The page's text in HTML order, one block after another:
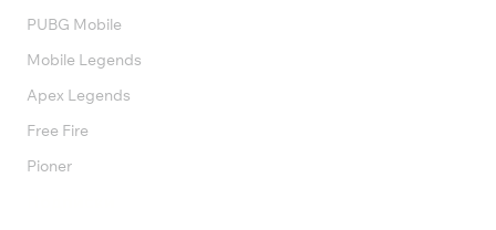
PUBG Mobile
Mobile Legends
Apex Legends
Free Fire
Pioner